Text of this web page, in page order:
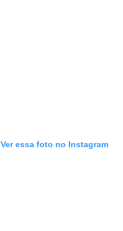
Ver essa foto no Instagram